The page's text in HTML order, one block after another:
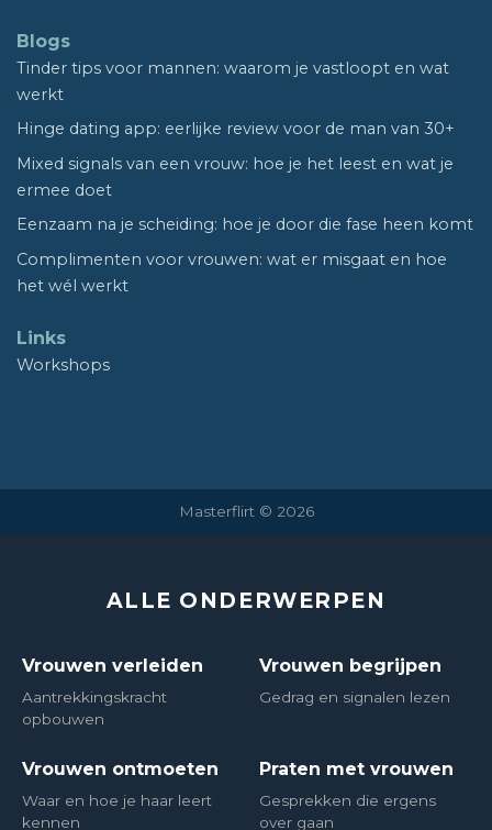
Blogs
Tinder tips voor mannen: waarom je vastloopt en wat
werkt
Hinge dating app: eerlijke review voor de man van 30+
Mixed signals van een vrouw: hoe je het leest en wat je
ermee doet
Eenzaam na je scheiding: hoe je door die fase heen komt
Complimenten voor vrouwen: wat er misgaat en hoe
het wél werkt
Links
Workshops
Masterflirt © 2026
ALLE ONDERWERPEN
Vrouwen verleiden
Aantrekkingskracht
opbouwen
Vrouwen begrijpen
Gedrag en signalen lezen
Vrouwen ontmoeten
Waar en hoe je haar leert
kennen
Praten met vrouwen
Gesprekken die ergens
over gaan